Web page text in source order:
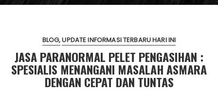
BLOG UPDATE INFORMASI TERBARU HARI INI
JASA PARANORMAL PELET PENGASIHAN :
SPESIALIS MENANGANI MASALAH ASMARA
DENGAN CEPAT DAN TUNTAS